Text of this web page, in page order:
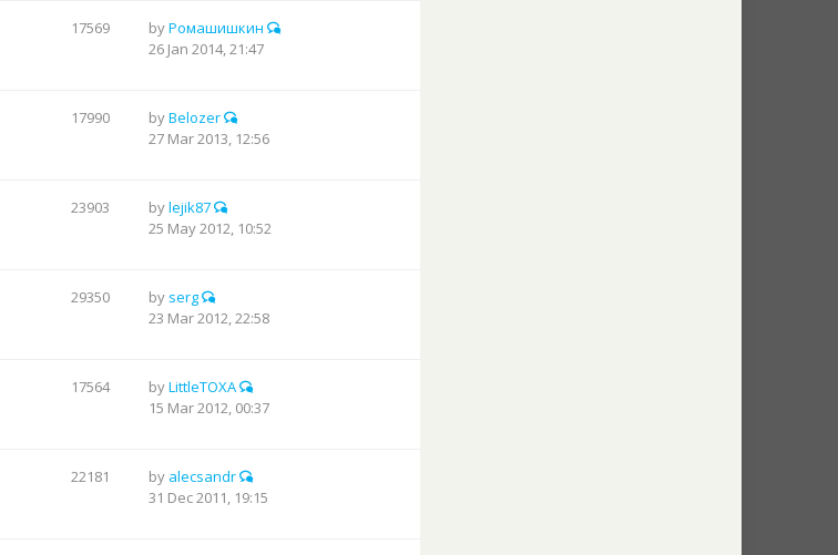
17569 byРомашишкин
26 Jan 2014, 21:47
17990 byBelozer
27 Mar 2013, 12:56
23903 bylejik87
25 May 2012, 10:52
29350 by serg
23 Mar 2012, 22:58
17564 byLittleTOXA
15 Mar 2012, 00:37
22181 by alecsandr
31 Dec 2011, 19:15